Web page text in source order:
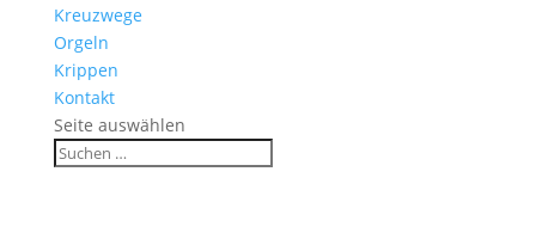
Kreuz­wege
Orgeln
Krippen
Kontakt
Seite auswählen